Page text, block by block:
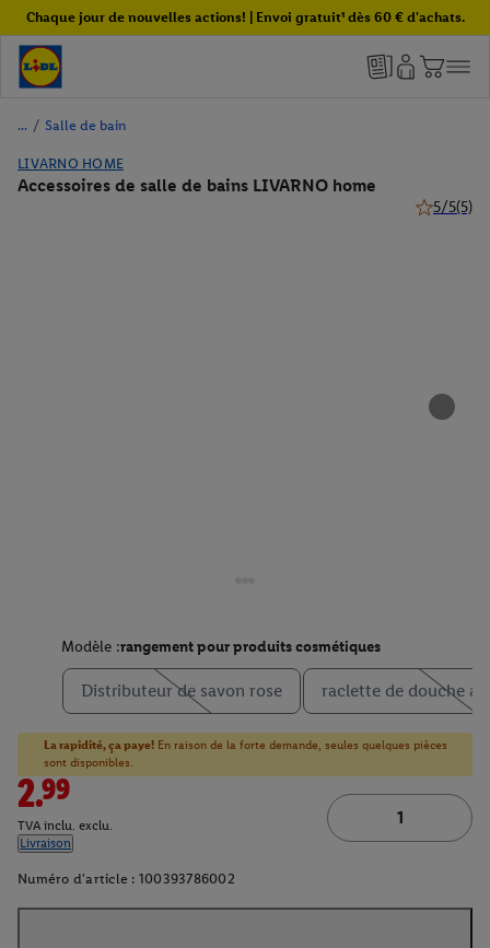
Chaque jour de nouvelles actions! | Envoi gratuit¹ dès 60 € d'achats.
/ Salle de bain
LIVARNO HOME
Accessoires de salle de bains LIVARNO home
5/5(5)
Modèle :rangement pour produits cosmétiques
Distributeur de savon rose raclette de douche
La rapidité, ça paye! En raison de la forte demande, seules quelques pièces
sont disponibles.
2.99
TVA inclu. exclu.
Livraison
Numéro d'article : 100393786002